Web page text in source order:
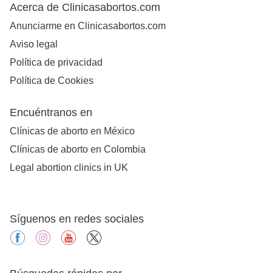
Acerca de Clinicasabortos.com
Anunciarme en Clinicasabortos.com
Aviso legal
Política de privacidad
Política de Cookies
Encuéntranos en
Clínicas de aborto en México
Clínicas de aborto en Colombia
Legal abortion clinics in UK
Síguenos en redes sociales
facebookinstagramyoutube